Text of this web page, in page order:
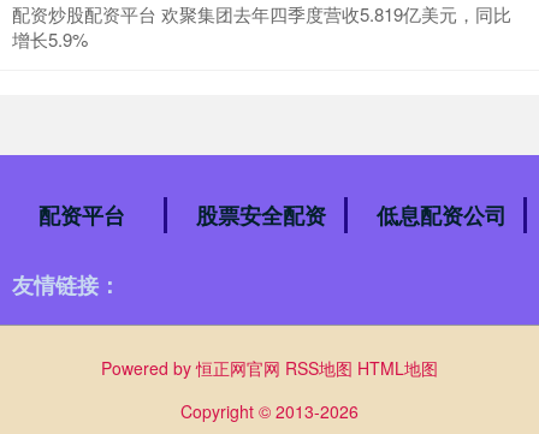
配资炒股配资平台 欢聚集团去年四季度营收5.819亿美元，同比
增长5.9%
配资平台 股票安全配资 低息配资公司
友情链接：
Powered by恒正网官网 RSS地图 HTML地图
Copyright © 2013-2026